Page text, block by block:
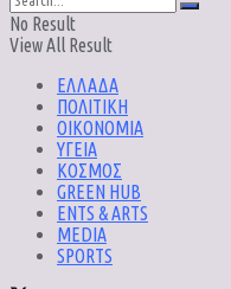
No Result
View All Result
ΕΛΛΑΔΑ
ΠΟΛΙΤΙΚΗ
ΟΙΚΟΝΟΜΙΑ
ΥΓΕΙΑ
ΚΟΣΜΟΣ
GREEN HUB
ENTS & ARTS
MEDIA
SPORTS